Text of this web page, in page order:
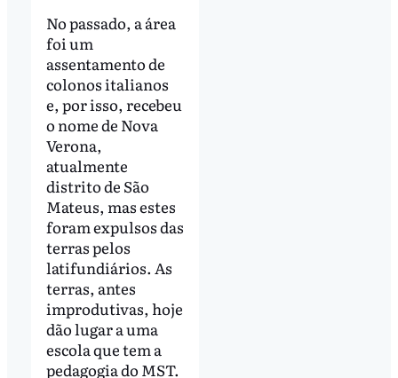
No passado, a área
foi um
assentamento de
colonos italianos
e, por isso, recebeu
o nome de Nova
Verona,
atualmente
distrito de São
Mateus, mas estes
foram expulsos das
terras pelos
latifundiários. As
terras, antes
improdutivas, hoje
dão lugar a uma
escola que tem a
pedagogia do MST.